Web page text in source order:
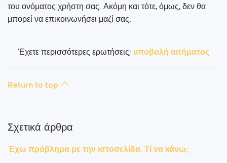
Πώς μπορώ να διαγράψω την προσωρινή μνήμη
(cache) και τα cookies;
How do I change my age and/or username?
What memberships are available? Can I buy a week/
του ονόματος χρήστη σας. Ακόμη και τότε, όμως, δεν θα
μπορεί να επικοινωνήσει μαζί σας.
Έχετε περισσότερες ερωτήσεις; υποβολή αιτήματος
Return to top
Σχετικά άρθρα
Έχω πρόβλημα με την ιστοσελίδα. Τί να κάνω;